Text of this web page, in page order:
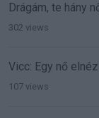
Drágám, te hány
302 views
Vicc: Egy nő
107 views